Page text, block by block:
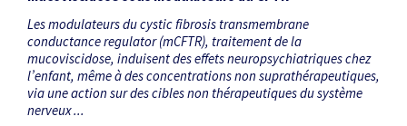
Les modulateurs du cystic fibrosis transmembrane
conductance regulator (mCFTR), traitement de la
mucoviscidose, induisent des effets neuropsychiatriques chez
l’enfant, même à des concentrations non suprathérapeutiques,
via une action sur des cibles non thérapeutiques du système
nerveux ...